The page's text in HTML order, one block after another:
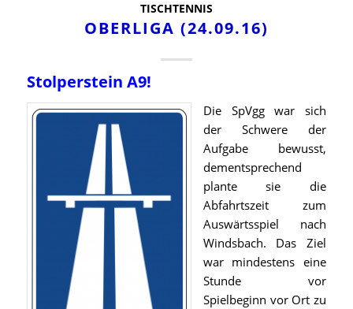
TISCHTENNIS
OBERLIGA (24.09.16)
Stolperstein A9!
Die SpVgg war sich
der Schwere der
Aufgabe bewusst,
dementsprechend
plante sie die
Abfahrtszeit zum
Auswärtsspiel nach
Windsbach. Das Ziel
war mindestens eine
Stunde vor
Spielbeginn vor Ort zu